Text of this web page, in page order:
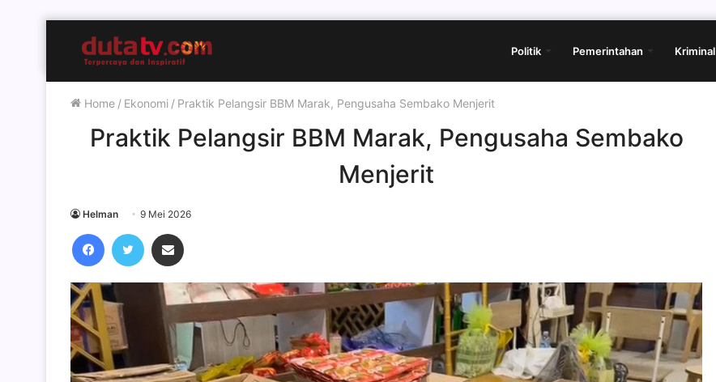
Politik Pemerintahan Kriminal
Home / Ekonomi / Praktik Pelangsir BBM Marak, Pengusaha Sembako Menjerit
Praktik Pelangsir BBM Marak, Pengusaha Sembako
Menjerit
Helman 9 Mei 2026
FacebookTwitter